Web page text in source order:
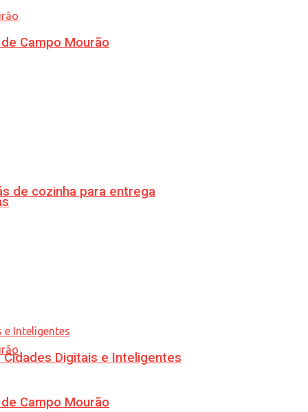
de cozinha para entrega
Campo Mourão
Campo Mourão
Digitais e Inteligentes